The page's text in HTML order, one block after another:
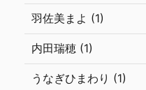
羽佐美まよ (1)
内田瑞穂 (1)
うなぎひまわり (1)